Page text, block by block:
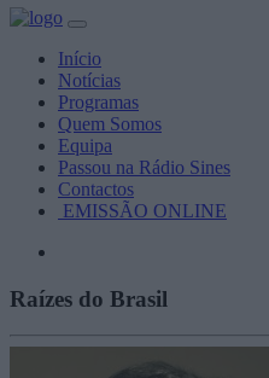
Início
Notícias
Programas
Quem Somos
Equipa
Passou na Rádio Sines
Contactos
EMISSÃO ONLINE
Raízes do Brasil